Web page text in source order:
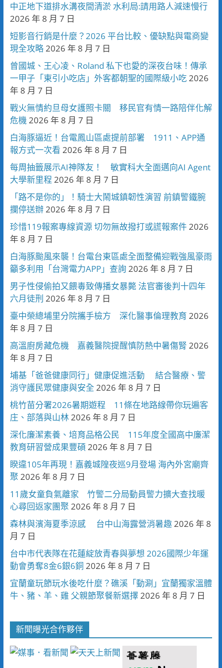
中正地下道排水溝夜間清淤 水利局:請用路人減速慢行
2026 年 8 月 7 日
短影音行銷是什麼？2026 平台比較、優缺點與電商變
現全攻略2026 年 8 月 7 日
曾國城、王心凌、Roland 私下也愛的深夜台味！傳承
一甲子「東引小吃店」外客都朝聖的國際級小吃2026
年 8 月 7 日
戰火無情約旦母女護照卡關 移民官有情一路陪伴化解
危機2026 年 8 月 7 日
白海豚逼近！台電鳳山區處提前部署 1911、APP通
報方式一次看 2026 年 8 月 7 日
每周抽籤展示AI神隊友！ 敏實科大全面邁向AI Agent
大學新里程 2026 年 8 月 7 日
「路不是你的」！騎士大鬧城鎮韌性演習 前鎮警鐵腕
攔停送辦2026 年 8 月 7 日
珍惜119報案專線資源 切勿無故撥打或謊報案件2026
年 8 月 7 日
白海豚颱風來襲！台電台東區處全面整備迎戰強風豪雨
籲多利用「台灣電力APP」查詢 2026 年 8 月 7 日
男子性侵偷拍又餵毒致傳播女暴斃 法官審後判十四年
六月徒刑 2026 年 8 月 7 日
臺中榮總埔里分院攜手檢方 深化醫事倫理教育 2026
年 8 月 7 日
高溫廚房藏危機 嘉義醫院提醒慎防熱中暑傷腎 2026
年 8 月 7 日
埔基「爸爸健康同行」健康促進活動 結合醫療、警
消守護民眾健康與安全 2026 年 8 月 7 日
桃竹苗分署2026暑期遊程 11條在地路線帶你玩遍客
庄、部落與山林2026 年 8 月 7 日
深化廉潔素養、培育品格公民 115年度全國高中廉潔
教育研習營成果豐碩 2026 年 8 月 7 日
睽違105年再現！嘉義城隍夜巡9月登場 海內外宮廟齊
聚 2026 年 8 月 7 日
11歲女童負氣離家 竹警二分局動員警力擴大查找暖
心尋回返家團聚 2026 年 8 月 7 日
森林與濱海夏季涼感 台中山海露營消暑趣2026 年 8
月 7 日
台中市代表隊在花蓮綻放青春與夢想 2026國際少年運
動會勇奪8金6銀6銅 2026 年 8 月 7 日
宜蘭童玩節玩水後吃什麼？礁溪「動涮」宜蘭獨家溫體
牛、豬、羊、雞 父親節聚餐新選擇2026 年 8 月 7 日
新聞曝光合作夥伴